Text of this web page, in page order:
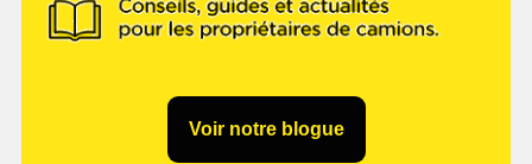
Voir notre blogue